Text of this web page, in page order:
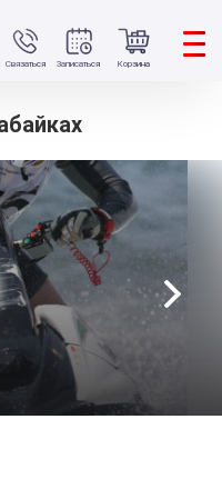
Связаться Записаться Корзина